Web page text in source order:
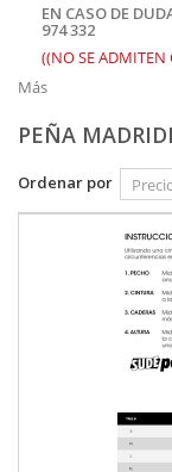
EN CASO DE
974 332
((NO SE ADMITEN
Más
PEÑA
Ordenar por